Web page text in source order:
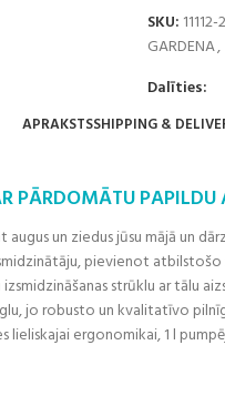
SKU:
GARDENA,
Dalīties:
APRAKSTSSHIPPING &
PĀRDOMĀTU PAPILDU
un ziedus jūsu mājā un
pievienot
strūklu ar tālu
jo robusto un kvalitatīvo
ergonomikai, 1 l